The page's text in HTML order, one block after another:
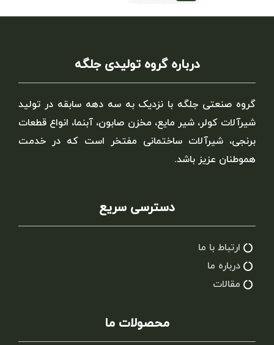
درباره گروه تولیدی جلگه
گروه صنعتی جلگه با نزدیک به سه دهه سابقه در تولید
شیرآلات کولر، شیر مایع، مخزن صابون، آبنما، انواع قطعات
برنجی، شیرآلات ساختمانی مفتخر است که در خدمت
هموطنان عزیز باشد.
دسترسی سریع
ارتباط با ما
درباره ما
مقالات
محصولات ما